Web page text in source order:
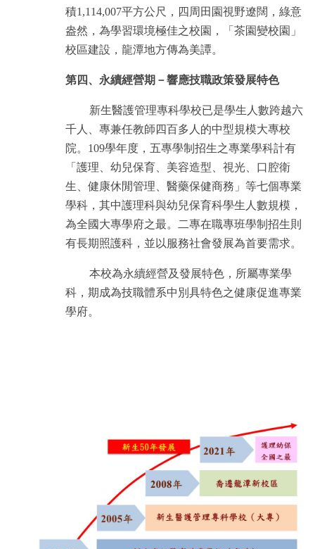
積1,114,007平方公尺，四周田園視野遼闊，綠意
盎然，為學習環境極佳之校園，「茶園變校園」
校區建設，龍潭地方傳為美譚。
第四、永續經營期－響應技職政策發展特色
新生醫護管理專科學校已是學生人數跨越六
千人、專兼任教師四百多人的中型規模大專校
院。109學年度，五專學制招生之專業學科計有
「護理、幼兒保育、美容造型、視光、口腔衛
生、健康休閒管理、醫藥保健商務」等七個專業
學科，其中護理科與幼兒保育科學生人數規模，
為全國大專學府之最。二專在職專班學制招生則
有長期照護科，並以服務社會發展為首要需求。
本校為永續經營及發展特色，所屬專業學
科，期成為技職體系中別具特色之健康促進專業
學府。